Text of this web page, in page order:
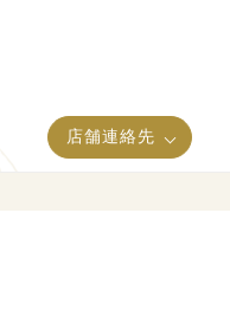
店舗連絡先